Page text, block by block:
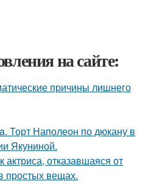
на сайте:
причины лишнего
Торт Наполеон по дюкану в
Якуниной.
актриса, отказавшаяся от
простых вещах.